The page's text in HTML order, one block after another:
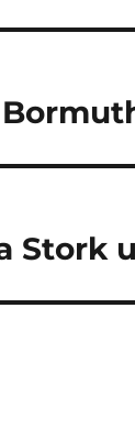
Stork